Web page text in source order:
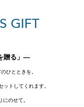
GIFT
贈る」―
ひとときを。
トしてくれます。
のせて。